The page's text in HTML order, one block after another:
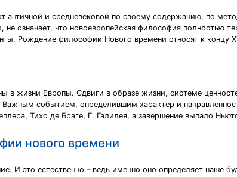
античной и средневековой по своему содержанию, по
означает, что новоевропейская философия полностью
Рождение философии Нового времени относят к концу
в жизни Европы. Сдвиги в образе жизни, системе
событием, определившим характер и
Тихо де Браге, Г. Галилея, а завершение выпало
нового времени
И это естественно – ведь именно оно определяет наше